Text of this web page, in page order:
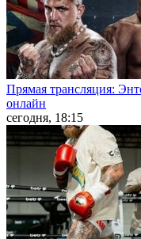
Прямая трансляция:
онлайн
сегодня, 18:15